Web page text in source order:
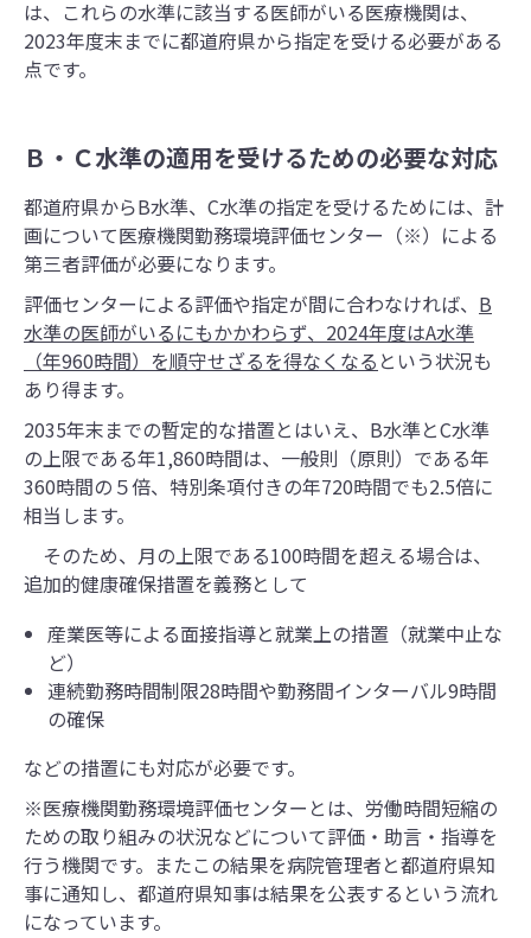
は、これらの水準に該当する医師がいる医療機関は、
2023年度末までに都道府県から指定を受ける必要がある
点です。
Ｂ・Ｃ水準の適用を受けるための必要な対応
都道府県からB水準、C水準の指定を受けるためには、計
画について医療機関勤務環境評価センター（※）による
第三者評価が必要になります。
評価センターによる評価や指定が間に合わなければ、 B
水準の医師がいるにもかかわらず、2024年度はA水準
（年960時間）を順守せざるを得なくなる という状況も
あり得ます。
2035年末までの暫定的な措置とはいえ、B水準とC水準
の上限である年1,860時間は、一般則（原則）である年
360時間の５倍、特別条項付きの年720時間でも2.5倍に
相当します。
そのため、月の上限である100時間を超える場合は、
追加的健康確保措置を義務として
産業医等による面接指導と就業上の措置（就業中止な
ど）
連続勤務時間制限28時間や勤務間インターバル9時間
の確保
などの措置にも対応が必要です。
※医療機関勤務環境評価センターとは、労働時間短縮の
ための取り組みの状況などについて評価・助言・指導を
行う機関です。またこの結果を病院管理者と都道府県知
事に通知し、都道府県知事は結果を公表するという流れ
になっています。